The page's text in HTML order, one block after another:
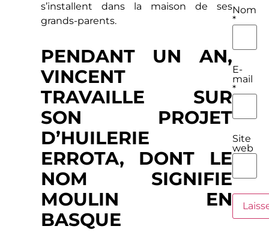
s’installent dans la maison de ses
grands-parents.
PENDANT UN AN,
VINCENT
TRAVAILLE SUR
SON PROJET
D’HUILERIE
ERROTA, DONT LE
NOM SIGNIFIE
MOULIN EN
BASQUE
Nom
*
E-
mail
*
Site
web